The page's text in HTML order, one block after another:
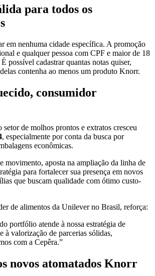
para todos os
em nenhuma cidade específica. A promoção
e qualquer pessoa com CPF e maior de 18
possível cadastrar quantas notas quiser,
contenha ao menos um produto Knorr.
consumidor
setor de molhos prontos e extratos cresceu
, especialmente por conta da busca por
econômicas.
movimento, aposta na ampliação da linha de
para fortalecer sua presença em novos
que buscam qualidade com ótimo custo-
de alimentos da Unilever no Brasil, reforça:
portfólio atende à nossa estratégia de
à valorização de parcerias sólidas,
com a Cepêra.”
novos atomatados Knorr